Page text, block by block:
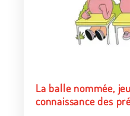
La balle nommée,
connaissance des